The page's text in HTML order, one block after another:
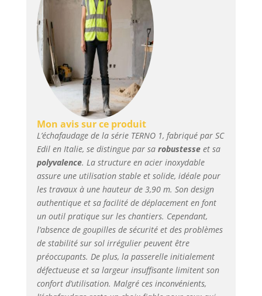
Mon avis sur ce produit
L’échafaudage de la série TERNO 1, fabriqué par SC
Edil en Italie, se distingue par sa robustesseet sa
polyvalence. La structure en acier inoxydable
assure une utilisation stable et solide, idéale pour
les travaux à une hauteur de 3,90 m. Son design
authentique et sa facilité de déplacement en font
un outil pratique sur les chantiers. Cependant,
l’absence de goupilles de sécurité et des problèmes
de stabilité sur sol irrégulier peuvent être
préoccupants. De plus, la passerelle initialement
défectueuse et sa largeur insuffisante limitent son
confort d’utilisation. Malgré ces inconvénients,